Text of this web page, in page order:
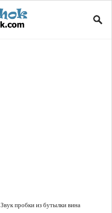
Звук пробки из бутылки вина